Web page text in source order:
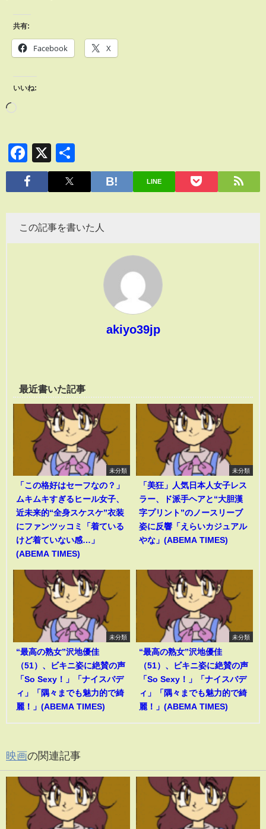
共有:
Facebook X
いいね:
Facebook
X
有
LINE
この記事を書いた人
akiyo39jp
最近書いた記事
未分類
「この格好はセーフなの？」
ムキムキすぎるヒール女子、
近未来的“全身スケスケ”衣装
にファンツッコミ「着ている
けど着ていない感…」
(ABEMA TIMES)
未分類
「美狂」人気日本人女子レス
ラー、ド派手ヘアと“大胆漢
字プリント”のノースリーブ
姿に反響「えらいカジュアル
やな」(ABEMA TIMES)
未分類
“最高の熟女”沢地優佳
（51）、ビキニ姿に絶賛の声
「So Sexy！」「ナイスバデ
ィ」「隅々までも魅力的で綺
麗！」(ABEMA TIMES)
未分類
“最高の熟女”沢地優佳
（51）、ビキニ姿に絶賛の声
「So Sexy！」「ナイスバデ
ィ」「隅々までも魅力的で綺
麗！」(ABEMA TIMES)
映画の関連記事